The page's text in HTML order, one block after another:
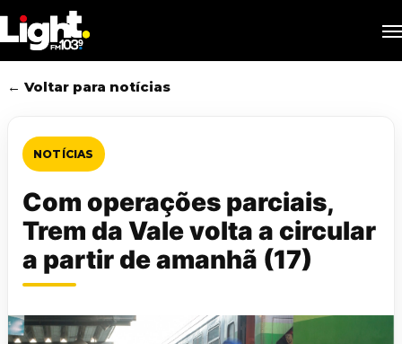
to
main
content
← Voltar para notícias
NOTÍCIAS
Com operações parciais,
Trem da Vale volta a circular
a partir de amanhã (17)